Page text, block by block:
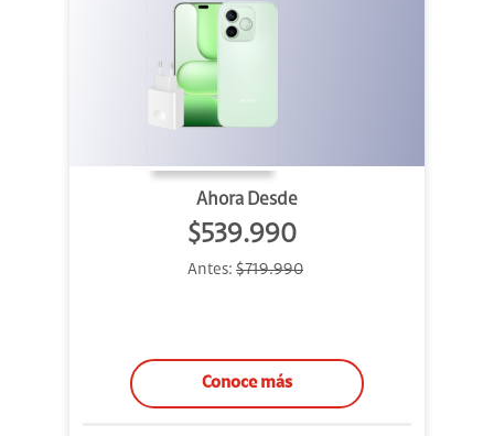
Ahora Desde
$539.990
Antes: $719.990
Conoce más